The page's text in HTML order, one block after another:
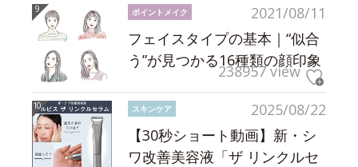
2021/08/11
ポイントメイク
フェイスタイプの基本｜“似合
う”が見つかる16種類の顔印象
238957 view
2025/08/22
スキンケア
【30秒ショート動画】新・シ
ワ改善美容液「ザ リンクルセ